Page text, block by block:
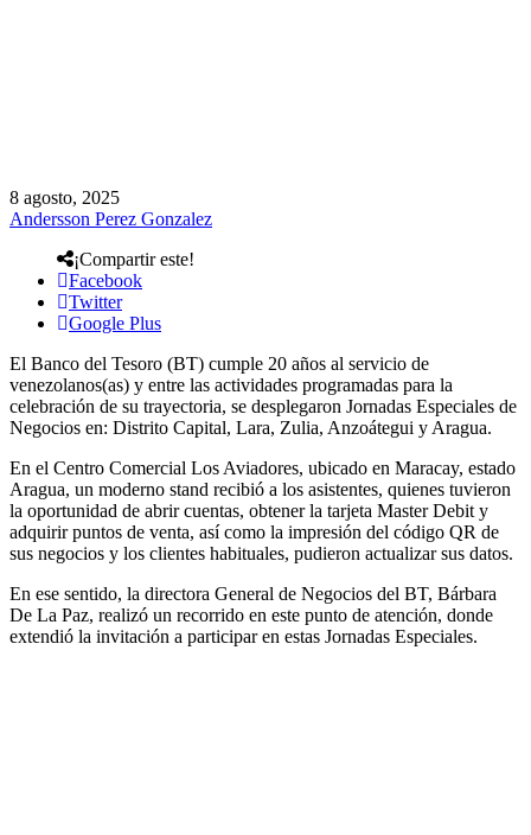
8 agosto, 2025
Andersson Perez Gonzalez
¡Compartir este!
Facebook
Twitter
Google Plus
El Banco del Tesoro (BT) cumple 20 años al servicio de
venezolanos(as) y entre las actividades programadas para la
celebración de su trayectoria, se desplegaron Jornadas Especiales de
Negocios en: Distrito Capital, Lara, Zulia, Anzoátegui y Aragua.
En el Centro Comercial Los Aviadores, ubicado en Maracay, estado
Aragua, un moderno stand recibió a los asistentes, quienes tuvieron
la oportunidad de abrir cuentas, obtener la tarjeta Master Debit y
adquirir puntos de venta, así como la impresión del código QR de
sus negocios y los clientes habituales, pudieron actualizar sus datos.
En ese sentido, la directora General de Negocios del BT, Bárbara
De La Paz, realizó un recorrido en este punto de atención, donde
extendió la invitación a participar en estas Jornadas Especiales.